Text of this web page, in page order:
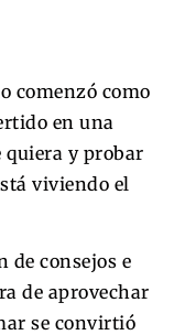
comenzó como
en una
quiera y probar
viviendo el
de consejos e
de aprovechar
se convirtió